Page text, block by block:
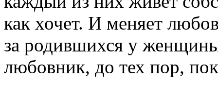
как хочет. И меняет
за родившихся у
любовник, до тех пор,